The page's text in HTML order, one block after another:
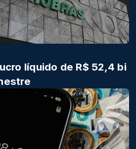
líquido de R$ 52,4 bi